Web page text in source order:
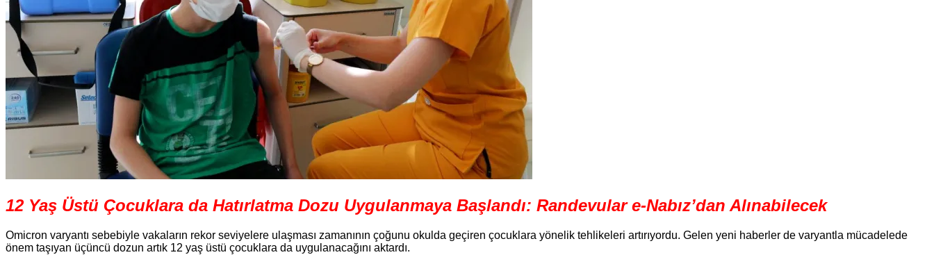
12 Yaş Üstü Çocuklara da Hatırlatma Dozu Uygulanmaya Başlandı: Randevular e-Nabız’dan Alınabilecek
Omicron varyantı sebebiyle vakaların rekor seviyelere ulaşması zamanının çoğunu okulda geçiren çocuklara yönelik tehlikeleri artırıyordu. Gelen yeni haberler de varyantla mücadelede
önem taşıyan üçüncü dozun artık 12 yaş üstü çocuklara da uygulanacağını aktardı.